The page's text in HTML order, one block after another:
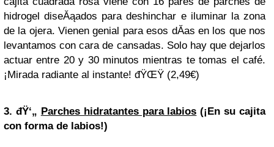
hidrogel diseĂąados para deshinchar e iluminar la zona
de la ojera. Vienen genial para esos dĂ­as en los que nos
levantamos con cara de cansadas. Solo hay que dejarlos
actuar entre 20 y 30 minutos mientras te tomas el café.
¡Mirada radiante al instante! đŸŒŸ (2,49€)
3. đŸ‘„ Parches hidratantes para labios (¡En su cajita
con forma de labios!)